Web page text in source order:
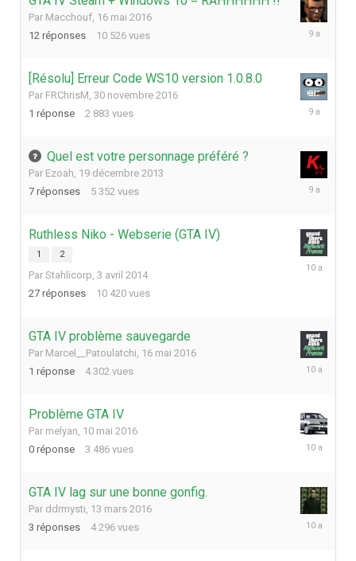
Par Macchouf 16 mai 2016
12 réponses 10 526 vues
19
[Résolu] Erreur Code WS10 version 1.0.8.0
Par FRChrisM 30 novembre 2016
1 réponse 2 883 vues
Quel est votre personnage préféré ?
Par Ezoah 19 décembre 2013
7 réponses 5 352 vues
27
Ruthless Niko - Webserie (GTA IV)
1 2
Par Stahlicorp 3 avril 2014
27 réponses 10 420 vues
26
GTA IV problème sauvegarde
Par Marcel__Patoulatchi 16 mai 2016
1 réponse 4 302 vues
17
Problème GTA IV
Par melyan 10 mai 2016
0 réponse 3 486 vues
10
GTA IV lag sur une bonne gonfig.
Par ddrmysti 13 mars 2016
3 réponses 4 296 vues
13